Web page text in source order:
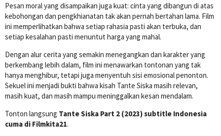
Pesan moral yang disampaikan juga kuat: cinta yang dibangun di atas
kebohongan dan pengkhianatan tak akan pernah bertahan lama. Film
ini memperlihatkan bahwa setiap rahasia pasti akan terbuka, dan
setiap kesalahan pasti menuntut harga yang mahal.
Dengan alur cerita yang semakin menegangkan dan karakter yang
berkembang lebih dalam, film ini menawarkan tontonan yang tak
hanya menghibur, tetapi juga menyentuh sisi emosional penonton.
Sekuel ini menjadi bukti bahwa kisah Tante Siska masih relevan,
masih kuat, dan masih mampu meninggalkan kesan mendalam.
Tonton langsung Tante Siska Part 2 (2023) subtitle Indonesia
cuma di Filmkita21.